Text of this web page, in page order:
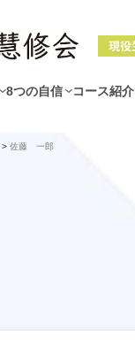
8つの自信 コース紹介
> 佐藤 一郎